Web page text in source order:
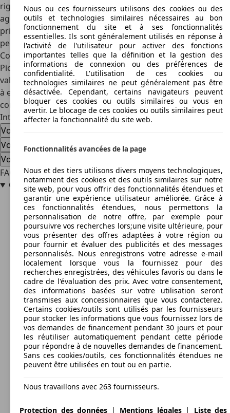
rigide et sa tenue de route fiable en font une voiture
agréable au quotidien comme sur route rapide. Moins
prisée en collection, elle représente un excellent rapport
performances/prix pour les amateurs de sportives vintage.
Conclusion
Pionnière et intemporelle, la Volkswagen Golf 1 reste une
valeur sûre pour les amateurs de voitures anciennes. Facile
à entretenir, agréable à conduire et chargée d’histoire, elle
continue de séduire un public fidèle et passionné.
Intéressé par l'Volkswagen Golf 1
Volkswagen Golf 1 voiture d'occasion
Volkswagen Golf 1 nouvelle voiture
Volkswagen Golf 1 offres concessionnaire
FAQ
Quel est le modèle le plus recherché de la Golf 1 ?
Nous ou ces fournisseurs utilisons des cookies ou des
outils et technologies similaires nécessaires au bon
fonctionnement du site et à ses fonctionnalités
essentielles. Ils sont généralement utilisés en réponse à
l'activité de l'utilisateur pour activer des fonctions
importantes telles que la définition et la gestion des
informations de connexion ou des préférences de
confidentialité. L'utilisation de ces cookies ou
technologies similaires ne peut généralement pas être
désactivée. Cependant, certains navigateurs peuvent
bloquer ces cookies ou outils similaires ou vous en
avertir. Le blocage de ces cookies ou outils similaires peut
affecter la fonctionnalité du site web.
Fonctionnalités avancées de la page
Nous et des tiers utilisons divers moyens technologiques,
notamment des cookies et des outils similaires sur notre
site web, pour vous offrir des fonctionnalités étendues et
garantir une expérience utilisateur améliorée. Grâce à
ces fonctionnalités étendues, nous permettons la
personnalisation de notre offre, par exemple pour
poursuivre vos recherches lors;une visite ultérieure, pour
vous présenter des offres adaptées à votre région ou
pour fournir et évaluer des publicités et des messages
personnalisés. Nous enregistrons votre adresse e-mail
localement lorsque vous la fournissez pour des
recherches enregistrées, des véhicules favoris ou dans le
cadre de l'évaluation des prix. Avec votre consentement,
des informations basées sur votre utilisation seront
transmises aux concessionnaires que vous contacterez.
Certains cookies/outils sont utilisés par les fournisseurs
pour stocker les informations que vous fournissez lors de
vos demandes de financement pendant 30 jours et pour
les réutiliser automatiquement pendant cette période
pour répondre à de nouvelles demandes de financement.
Sans ces cookies/outils, ces fonctionnalités étendues ne
peuvent être utilisées en tout ou en partie.
Nous travaillons avec 263 fournisseurs.
Protection des données | Mentions légales|
Liste des